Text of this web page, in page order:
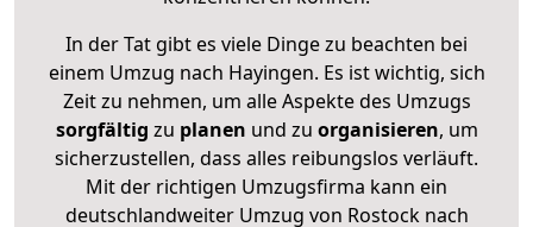
In der Tat gibt es viele Dinge zu beachten bei
einem Umzug nach Hayingen. Es ist wichtig, sich
Zeit zu nehmen, um alle Aspekte des Umzugs
sorgfältig zu planen und zu organisieren, um
sicherzustellen, dass alles reibungslos verläuft.
Mit der richtigen Umzugsfirma kann ein
deutschlandweiter Umzug von Rostock nach